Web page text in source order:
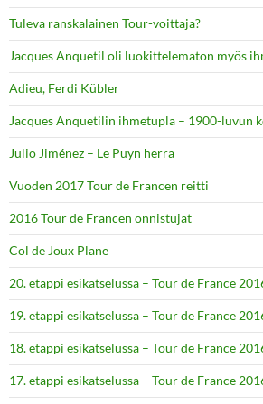
Tuleva ranskalainen Tour-voittaja?
Jacques Anquetil oli luokittelematon myös
Adieu, Ferdi Kübler
Jacques Anquetilin ihmetupla – 1900-luvun
Julio Jiménez – Le Puyn herra
Vuoden 2017 Tour de Francen reitti
2016 Tour de Francen onnistujat
Col de Joux Plane
20. etappi esikatselussa – Tour de France
19. etappi esikatselussa – Tour de France
18. etappi esikatselussa – Tour de France
17. etappi esikatselussa – Tour de France